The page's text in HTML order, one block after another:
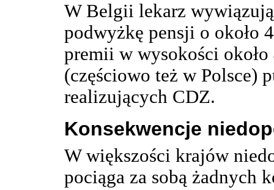
W Belgii lekarz
podwyżkę pensji o około
premii w wysokości
(częściowo też w Polsce)
realizujących CDZ.
Konsekwencje
W większości krajów
pociąga za sobą żadnych